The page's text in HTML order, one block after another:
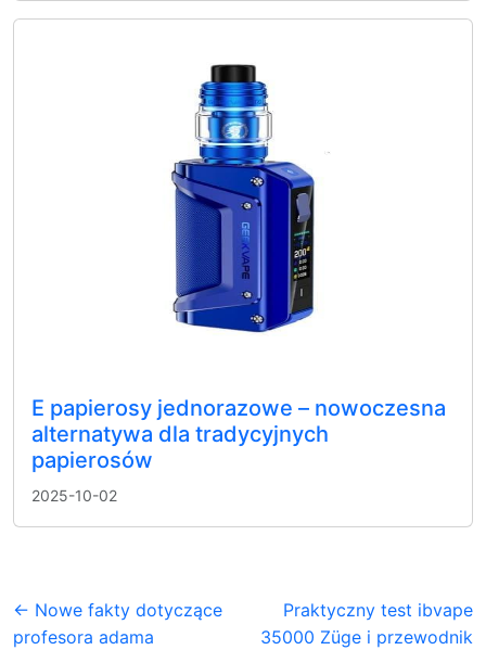
E papierosy jednorazowe – nowoczesna
alternatywa dla tradycyjnych
papierosów
2025-10-02
← Nowe fakty dotyczące
profesora adama
Praktyczny test ibvape
35000 Züge i przewodnik